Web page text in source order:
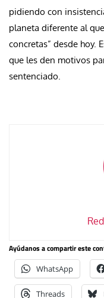
pidiendo con
planeta diferente al
concretas” desde hoy.
que les den motivos
sentenciado.
Ayúdanos a compartir este
WhatsApp
Threads